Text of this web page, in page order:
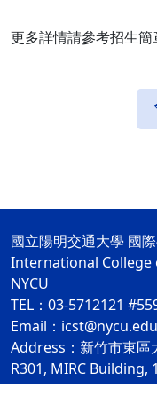
更多詳情請參考招生簡
國立陽明交通大學 國
International College
NYCU
TEL：03-5712121
Email：
Address：新竹市東區
R301, MIRC
Taiwan